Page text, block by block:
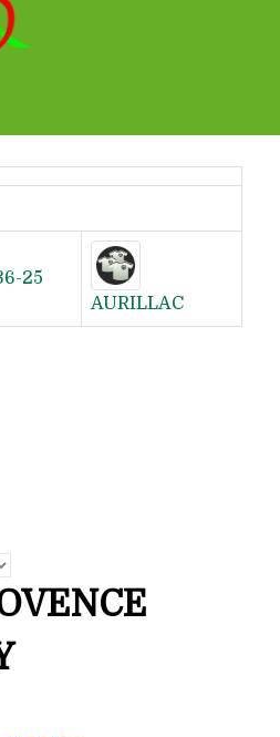
25
AURILLAC